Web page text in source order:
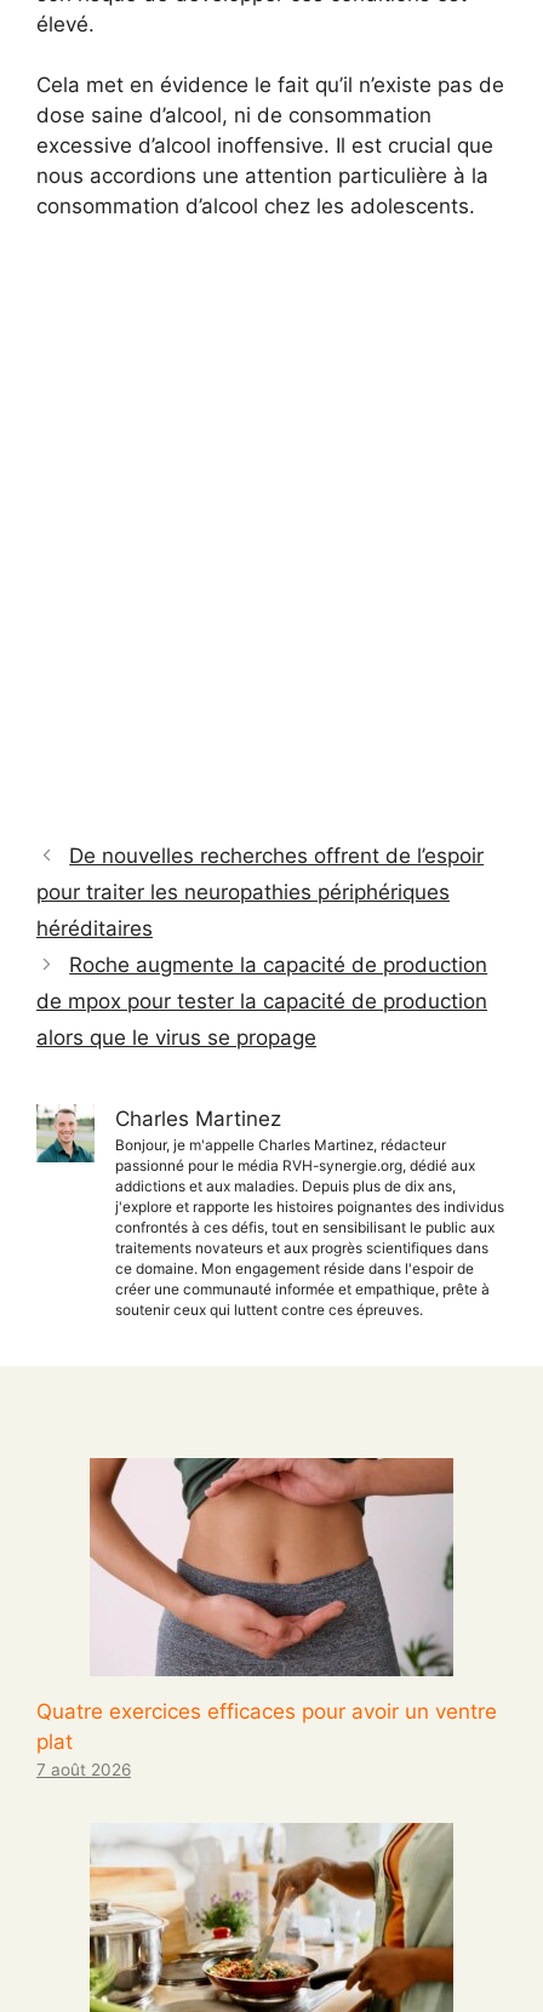
élevé.
Cela met en évidence le fait qu’il n’existe pas de
dose saine d’alcool, ni de consommation
excessive d’alcool inoffensive. Il est crucial que
nous accordions une attention particulière à la
consommation d’alcool chez les adolescents.
De nouvelles recherches offrent de l’espoir
pour traiter les neuropathies périphériques
héréditaires
Roche augmente la capacité de production
de mpox pour tester la capacité de production
alors que le virus se propage
Charles Martinez
Bonjour, je m'appelle Charles Martinez, rédacteur
passionné pour le média RVH-synergie.org, dédié aux
addictions et aux maladies. Depuis plus de dix ans,
j'explore et rapporte les histoires poignantes des individus
confrontés à ces défis, tout en sensibilisant le public aux
traitements novateurs et aux progrès scientifiques dans
ce domaine. Mon engagement réside dans l'espoir de
créer une communauté informée et empathique, prête à
soutenir ceux qui luttent contre ces épreuves.
Quatre exercices efficaces pour avoir un ventre
plat
7 août 2026